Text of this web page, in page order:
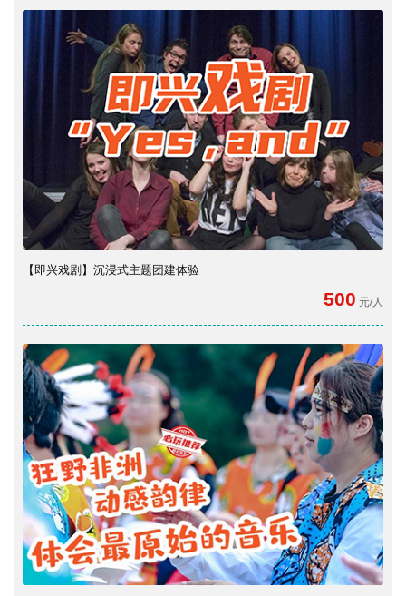
【即兴戏剧】沉浸式主题团建体验
500 元/人